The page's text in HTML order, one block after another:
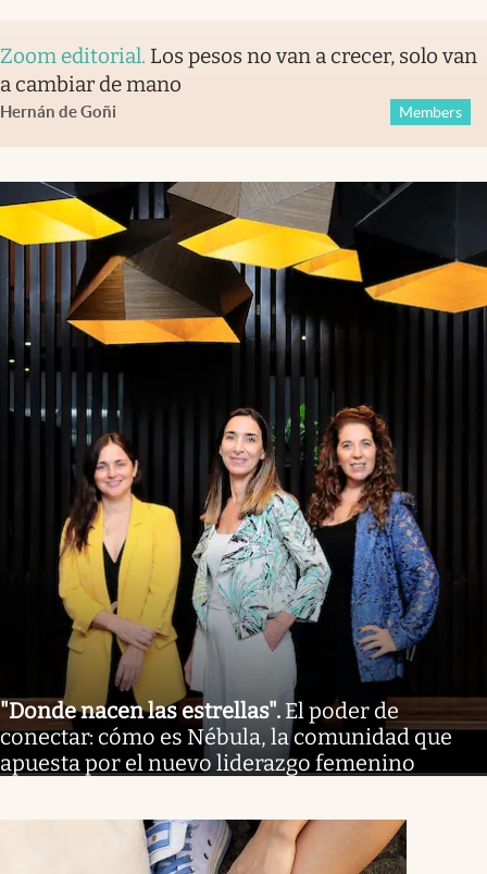
Zoom editorial. Los pesos no van a crecer, solo van
a cambiar de mano
Hernán de Goñi Members
"Donde nacen las estrellas". El poder de
conectar: cómo es Nébula, la comunidad que
apuesta por el nuevo liderazgo femenino